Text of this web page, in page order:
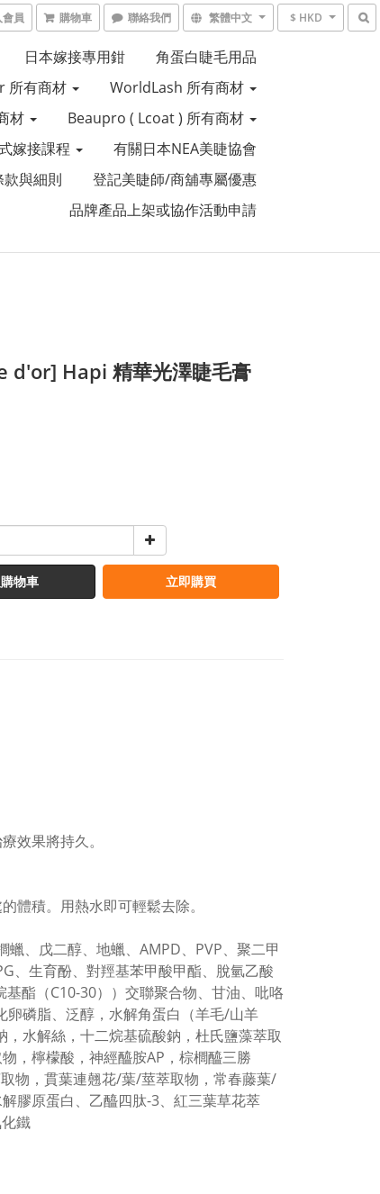
員 購物車 聯絡我們 繁體中文 $ HKD
日本嫁接專用鉗
角蛋白睫毛用品
所有商材
WorldLash 所有商材
材
Beaupro ( Lcoat ) 所有商材
嫁接課程
有關日本NEA美睫協會
款與細則
登記美睫師/商舖專屬優惠
品牌產品上架或協作活動申請
d'or] Hapi 精華光澤睫毛膏
物車 立即購買
效果將持久。
體積。用熱水即可輕鬆去除。
、戊二醇、地蠟、AMPD、PVP、聚二甲
、生育酚、對羥基苯甲酸甲酯、脫氫乙酸
酯（C10-30））交聯聚合物、甘油、吡咯
磷脂、泛醇，水解角蛋白（羊毛/山羊
水解絲，十二烷基硫酸鈉，杜氏鹽藻萃取
，檸檬酸，神經醯胺AP，棕櫚醯三勝
物，貫葉連翹花/葉/莖萃取物，常春藤葉/
膠原蛋白、乙醯四肽-3、紅三葉草花萃
鐵